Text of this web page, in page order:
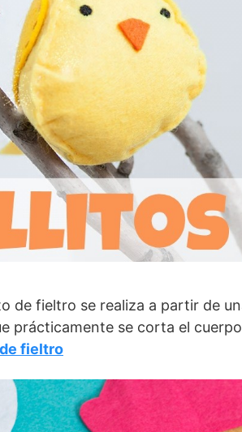
de fieltro se realiza a partir de
prácticamente se corta el
fieltro